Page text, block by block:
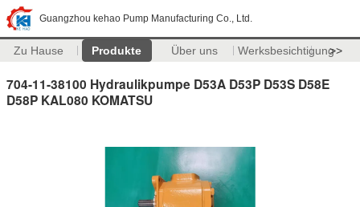
Guangzhou kehao Pump Manufacturing Co., Ltd.
Zu Hause Produkte Über uns Werksbesichtigung>>
704-11-38100 Hydraulikpumpe D53A D53P D53S D58E
D58P KAL080 KOMATSU